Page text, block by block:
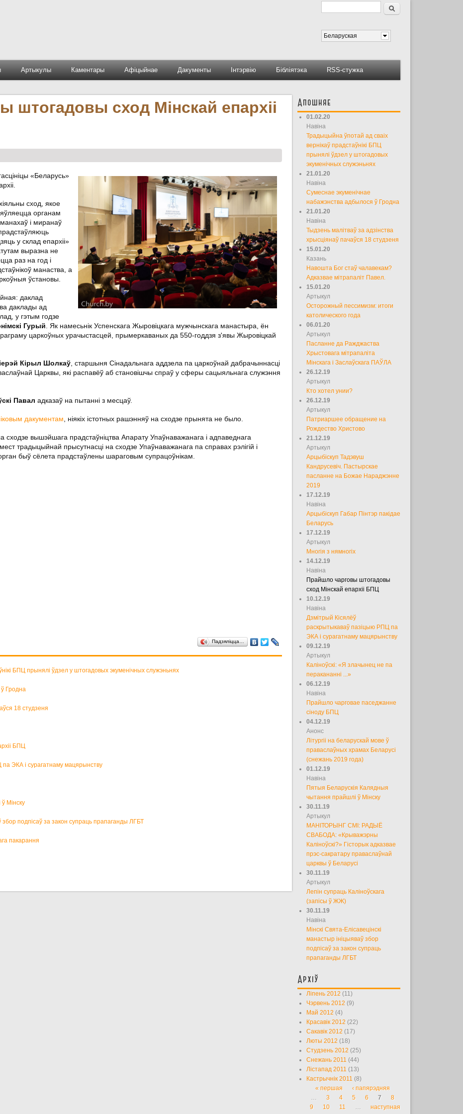
Форма пошуку
Пошук
Беларуская
Артыкулы Каментары Афіцыйнае Дакументы Інтэрвію Бібліятэка RSS-стужка
штогадовы сход Мінскай епархіі
«Беларусь»
сход, якое
органам
манахаў і миранаў
у склад епархіі»
выразна не
раз на год і
манаства, а
ўстановы.
даклад
даклады ад
у гэтым годзе
Гурый . Як намесьнік Успенскага Жыровіцкага мужчынскага манастыра, ён
царкоўных урачыстасцей, прымеркаваных да 550-годдзя з'явы Жыровіцкай
Кірыл Шолкаў, старшыня Сінадальнага аддзела па царкоўнай дабрачыннасці
Царквы, які распавёў аб становішчы спраў у сферы сацыяльнага служэння
Павал адказаў на пытанні з месцаў.
дакументам , ніякіх істотных рашэнняў на сходзе прынята не было.
сходзе вышэйшага прадстаўніцтва Апарату Упаўнаважанага і адпаведнага
традыцыйнай прысутнасці на сходзе Упаўнаважанага па справах рэлігій і
орган быў сёлета прадстаўлены шараговым супрацоўнікам.
Падзяліцца…
БПЦ прынялі ўдзел у штогадовых экуменічных служэньнях
Гродна
18 студзеня
БПЦ
ЭКА і сурагатнаму мацярынству
Мінску
збор подпісаў за закон супраць прапаганды ЛГБТ
пакарання
Апошняе
01.02.20
Навіна
Традыцыйна ўпотай ад сваіх
вернікаў прадстаўнікі БПЦ
прынялі ўдзел у штогадовых
экуменічных служэньнях
21.01.20
Навіна
Сумеснае экуменічнае
набажэнства адбылося ў Гродна
21.01.20
Навіна
Тыдзень малітваў за адзінства
хрысціянаў пачаўся 18 студзеня
15.01.20
Казань
Навошта Бог стаў чалавекам?
Адказвае мітрапаліт Павел.
15.01.20
Артыкул
Осторожный пессимизм: итоги
католического года
06.01.20
Артыкул
Пасланне да Ражджаства
Хрыстовага мітрапаліта
Мінскага і Заслаўскага ПАЎЛА
26.12.19
Артыкул
Кто хотел унии?
26.12.19
Артыкул
Патриаршее обращение на
Рождество Христово
21.12.19
Артыкул
Арцыбіскуп Тадэвуш
Кандрусевіч. Пастырскае
пасланне на Божае Нараджэнне
2019
17.12.19
Навіна
Арцыбіскуп Габар Пінтэр пакідае
Беларусь
17.12.19
Артыкул
Многія з нямногіх
14.12.19
Навіна
Прайшло чарговы штогадовы
сход Мінскай епархіі БПЦ
10.12.19
Навіна
Дзмітрый Кісялёў
раскрытыкаваў пазіцыю РПЦ па
ЭКА і сурагатнаму мацярынству
09.12.19
Артыкул
Каліноўскі: «Я злачынец не па
перакананні ...»
06.12.19
Навіна
Прайшло чарговае паседжанне
сіноду БПЦ
04.12.19
Анонс
Літургіі на беларускай мове ў
праваслаўных храмах Беларусі
(снежань 2019 года)
01.12.19
Навіна
Пятыя Беларускія Калядныя
чытання прайшлі ў Мінску
30.11.19
Артыкул
МАНІТОРЫНГ СМІ: РАДЫЁ
СВАБОДА: «Крыважэрны
Каліноўскі?» Гісторык адказвае
прэс-сакратару праваслаўнай
царквы ў Беларусі
30.11.19
Артыкул
Лепін супраць Каліноўскага
(запісы ў ЖЖ)
30.11.19
Навіна
Мінскі Свята-Елісавецінскі
манастыр ініцыяваў збор
подпісаў за закон супраць
прапаганды ЛГБТ
Архіў
Ліпень 2012 (11)
Чэрвень 2012 (9)
Май 2012 (4)
Красавік 2012 (22)
Сакавік 2012 (17)
Люты 2012 (18)
Студзень 2012 (25)
Снежань 2011 (44)
Лістапад 2011 (13)
Кастрычнік 2011 (8)
Старонкі
« першая
‹ папярэдняя
…
3 4 5 6 7
8
9
10 11 …
наступная